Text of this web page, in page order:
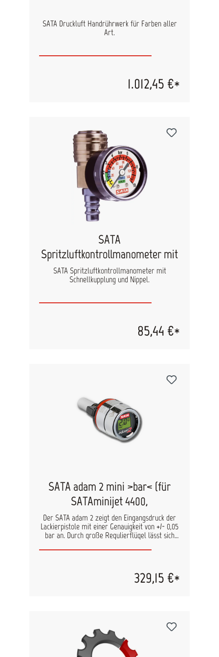
SATA Druckluft Handrührwerk für Farben aller
Art.
1.012,45 €*
SATA
Spritzluftkontrollmanometer mit
SATA Spritzluftkontrollmanometer mit
Schnellkupplung und Nippel.
85,44 €*
SATA adam 2 mini >bar< (für
SATAminijet 4400,
Der SATA adam 2 zeigt den Eingangsdruck der
Lackierpistole mit einer Genauigkeit von +/- 0,05
bar an. Durch große Regulierflügel lässt sich
Lackierpistolen können mit SATA adam 2
Druck immer im Blick, was maßgeblich zur
Sicherstellung von Farbtongenauigkeit und
329,15 €*